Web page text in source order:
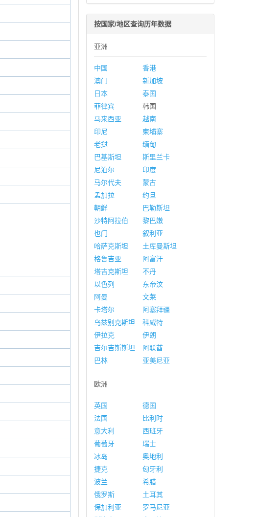
按国家/地区查询历年数据
亚洲
中国
香港
澳门
新加坡
日本
泰国
菲律宾
韩国
马来西亚
越南
印尼
柬埔寨
老挝
缅甸
巴基斯坦
斯里兰卡
尼泊尔
印度
马尔代夫
蒙古
孟加拉
约旦
朝鲜
巴勒斯坦
沙特阿拉伯
黎巴嫩
也门
叙利亚
哈萨克斯坦
土库曼斯坦
格鲁吉亚
阿富汗
塔吉克斯坦
不丹
以色列
东帝汶
阿曼
文莱
卡塔尔
阿塞拜疆
乌兹别克斯坦
科威特
伊拉克
伊朗
吉尔吉斯斯坦
阿联酋
巴林
亚美尼亚
欧洲
英国
德国
法国
比利时
意大利
西班牙
葡萄牙
瑞士
冰岛
奥地利
捷克
匈牙利
波兰
希腊
俄罗斯
土耳其
保加利亚
罗马尼亚